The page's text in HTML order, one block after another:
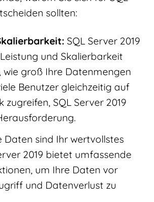
sollten:
SQL Server 2019
und Skalierbarkeit
wie groß Ihre Datenmengen
Benutzer gleichzeitig auf
zugreifen, SQL Server 2019
Daten sind Ihr wertvollstes
2019 bietet umfassende
um Ihre Daten vor
und Datenverlust zu